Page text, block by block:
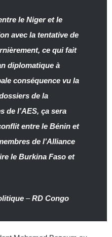
le Niger et le
avec la tentative de
ce qui fait
diplomatique à
conséquence vu la
de la
de l’AES, ça sera
entre le Bénin et
de l’Alliance
le Burkina Faso et
–RD Congo